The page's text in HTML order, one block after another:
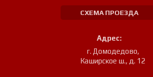
СХЕМА ПРОЕЗДА
Адрес:
г. Домодедово,
Каширское ш., д. 12